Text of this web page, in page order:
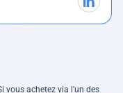
vous achetez via l'un des